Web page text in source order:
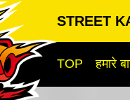
STREET
TOP हमारे